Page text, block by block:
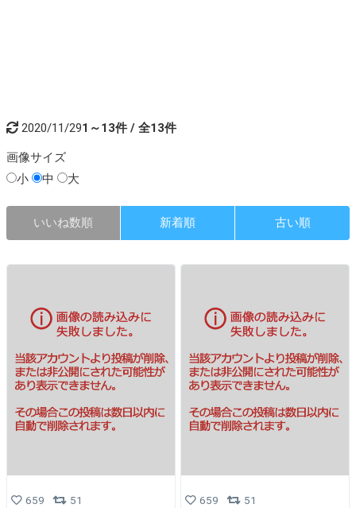
2020/11/291～13件 / 全13件
画像サイズ
小
中 大
いいね数順 新着順 古い順
659
51
659
51